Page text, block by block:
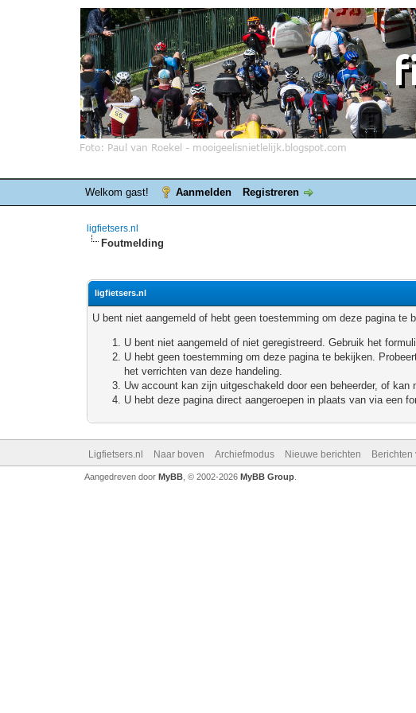
Welkom gast! Aanmelden Registreren
ligfietsers.nl
Foutmelding
ligfietsers.nl
U bent niet aangemeld of hebt geen toestemming om deze pagina
U bent niet aangemeld of niet geregistreerd. Gebruik het
U hebt geen toestemming om deze pagina te bekijken.
het verrichten van deze handeling.
Uw account kan zijn uitgeschakeld door een beheerder, of
U hebt deze pagina direct aangeroepen in plaats van via een
Ligfietsers.nl Naar boven Archiefmodus Nieuwe berichten Berichten
Aangedreven door MyBB, © 2002-2026 MyBB Group.